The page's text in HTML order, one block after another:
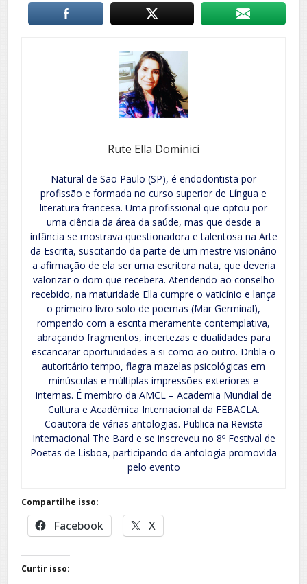
Rute Ella Dominici
Natural de São Paulo (SP), é endodontista por
profissão e formada no curso superior de Língua e
literatura francesa. Uma profissional que optou por
uma ciência da área da saúde, mas que desde a
infância se mostrava questionadora e talentosa na Arte
da Escrita, suscitando da parte de um mestre visionário
a afirmação de ela ser uma escritora nata, que deveria
valorizar o dom que recebera. Atendendo ao conselho
recebido, na maturidade Ella cumpre o vaticínio e lança
o primeiro livro solo de poemas (Mar Germinal),
rompendo com a escrita meramente contemplativa,
abraçando fragmentos, incertezas e dualidades para
escancarar oportunidades a si como ao outro. Dribla o
autoritário tempo, flagra mazelas psicológicas em
minúsculas e múltiplas impressões exteriores e
internas. É membro da AMCL – Academia Mundial de
Cultura e Acadêmica Internacional da FEBACLA.
Coautora de várias antologias. Publica na Revista
Internacional The Bard e se inscreveu no 8º Festival de
Poetas de Lisboa, participando da antologia promovida
pelo evento
Compartilhe isso:
Facebook X
Curtir isso: